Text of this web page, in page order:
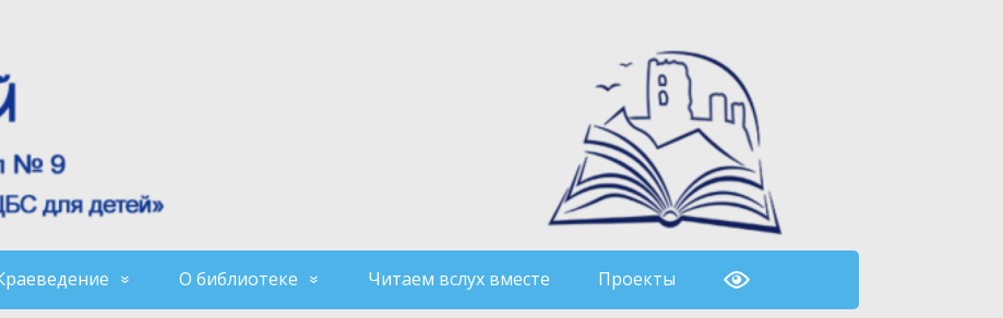
О библиотеке Читаем вслух вместе Проекты